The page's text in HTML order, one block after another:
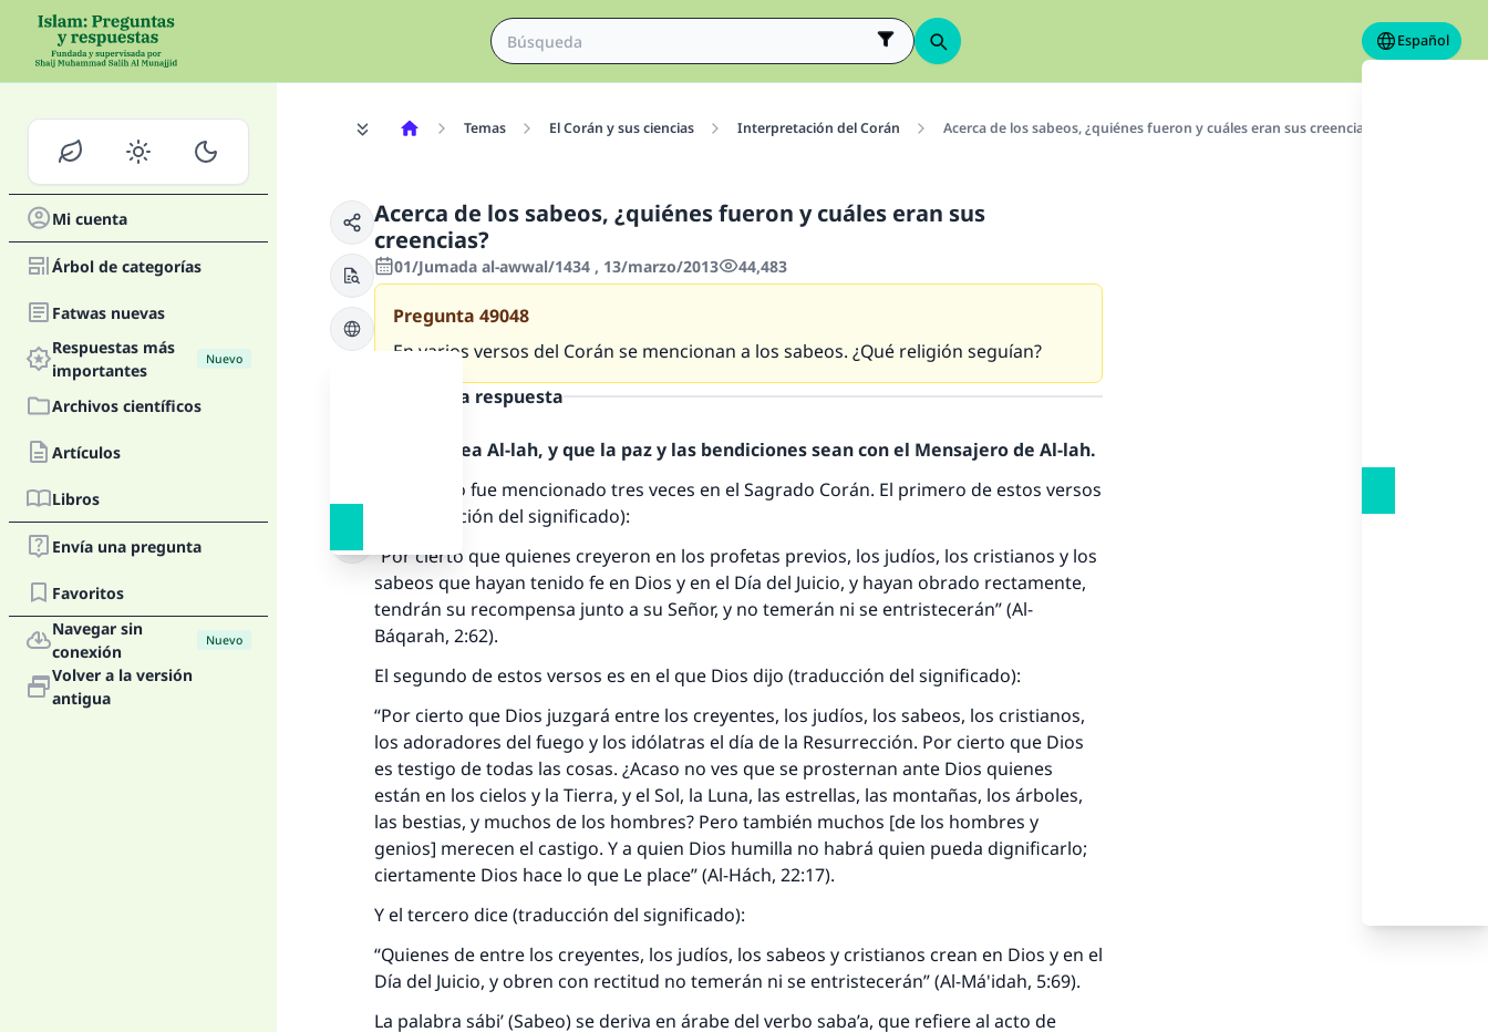
Español
Mi cuenta
Árbol de categorías
Fatwas nuevas
Respuestas más
importantes
Nuevo
Archivos científicos
Artículos
Libros
Envía una pregunta
Favoritos
Navegar sin
conexión
Nuevo
Volver a la versión
antigua
Temas El Corán y sus ciencias Interpretación del Corán Acerca de los sabeos, ¿quiénes fueron y cuáles eran sus creencias?
Acerca de los sabeos, ¿quiénes fueron y cuáles eran sus
creencias?
01/Jumada al-awwal/1434 , 13/marzo/2013 44,483
Pregunta 49048
En varios versos del Corán se mencionan a los sabeos. ¿Qué religión seguían?
Texto de la respuesta
Alabado sea Al-lah, y que la paz y las bendiciones sean con el Mensajero de Al-lah.
Este grupo fue mencionado tres veces en el Sagrado Corán. El primero de estos versos
es (traducción del significado):
“Por cierto que quienes creyeron en los profetas previos, los judíos, los cristianos y los
sabeos que hayan tenido fe en Dios y en el Día del Juicio, y hayan obrado rectamente,
tendrán su recompensa junto a su Señor, y no temerán ni se entristecerán” (Al-
Báqarah, 2:62).
El segundo de estos versos es en el que Dios dijo (traducción del significado):
“Por cierto que Dios juzgará entre los creyentes, los judíos, los sabeos, los cristianos,
los adoradores del fuego y los idólatras el día de la Resurrección. Por cierto que Dios
es testigo de todas las cosas. ¿Acaso no ves que se prosternan ante Dios quienes
están en los cielos y la Tierra, y el Sol, la Luna, las estrellas, las montañas, los árboles,
las bestias, y muchos de los hombres? Pero también muchos [de los hombres y
genios] merecen el castigo. Y a quien Dios humilla no habrá quien pueda dignificarlo;
ciertamente Dios hace lo que Le place” (Al-Hách, 22:17).
Y el tercero dice (traducción del significado):
“Quienes de entre los creyentes, los judíos, los sabeos y cristianos crean en Dios y en el
Día del Juicio, y obren con rectitud no temerán ni se entristecerán” (Al-Má'idah, 5:69).
La palabra sábi’ (Sabeo) se deriva en árabe del verbo saba’a, que refiere al acto de